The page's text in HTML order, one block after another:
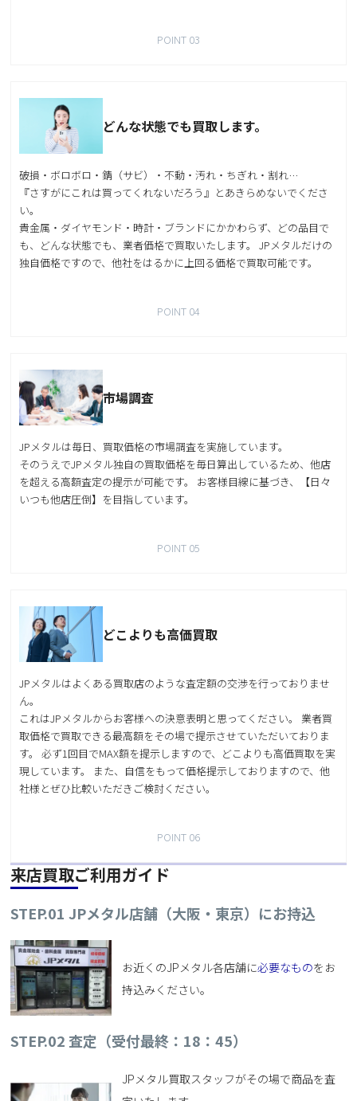
POINT 03
どんな状態でも買取します。
破損・ボロボロ・錆（サビ）・不動・汚れ・ちぎれ・割れ…
『さすがにこれは買ってくれないだろう』とあきらめないでくださ
い。
貴金属・ダイヤモンド・時計・ブランドにかかわらず、どの品目で
も、どんな状態でも、業者価格で買取いたします。 JPメタルだけの
独自価格ですので、他社をはるかに上回る価格で買取可能です。
POINT 04
市場調査
JPメタルは毎日、買取価格の市場調査を実施しています。
そのうえでJPメタル独自の買取価格を毎日算出しているため、他店
を超える高額査定の提示が可能です。 お客様目線に基づき、【日々
いつも他店圧倒】を目指しています。
POINT 05
どこよりも高価買取
JPメタルはよくある買取店のような査定額の交渉を行っておりませ
ん。
これはJPメタルからお客様への決意表明と思ってください。 業者買
取価格で買取できる最高額をその場で提示させていただいておりま
す。 必ず1回目でMAX額を提示しますので、どこよりも高価買取を実
現しています。 また、自信をもって価格提示しておりますので、他
社様とぜひ比較いただきご検討ください。
POINT 06
来店買取ご利用ガイド
STEP.01 JPメタル店舗（大阪・東京）にお持込
お近くのJPメタル各店舗に必要なものをお
持込みください。
STEP.02 査定（受付最終：18：45）
JPメタル買取スタッフがその場で商品を査